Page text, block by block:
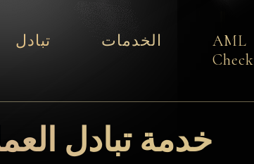
تبادل الخدمات
AML
Check
خدمة تبادل